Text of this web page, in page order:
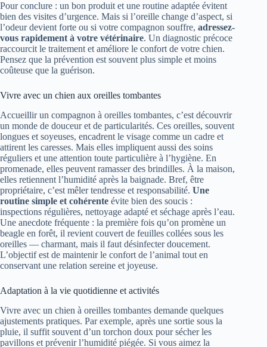
Pour conclure : un bon produit et une routine adaptée évitent
bien des visites d’urgence. Mais si l’oreille change d’aspect, si
l’odeur devient forte ou si votre compagnon souffre, adressez-
vous rapidement à votre vétérinaire. Un diagnostic précoce
raccourcit le traitement et améliore le confort de votre chien.
Pensez que la prévention est souvent plus simple et moins
coûteuse que la guérison.
Vivre avec un chien aux oreilles tombantes
Accueillir un compagnon à oreilles tombantes, c’est découvrir
un monde de douceur et de particularités. Ces oreilles, souvent
longues et soyeuses, encadrent le visage comme un cadre et
attirent les caresses. Mais elles impliquent aussi des soins
réguliers et une attention toute particulière à l’hygiène. En
promenade, elles peuvent ramasser des brindilles. À la maison,
elles retiennent l’humidité après la baignade. Bref, être
propriétaire, c’est mêler tendresse et responsabilité. Une
routine simple et cohérente évite bien des soucis :
inspections régulières, nettoyage adapté et séchage après l’eau.
Une anecdote fréquente : la première fois qu’on promène un
beagle en forêt, il revient couvert de feuilles collées sous les
oreilles — charmant, mais il faut désinfecter doucement.
L’objectif est de maintenir le confort de l’animal tout en
conservant une relation sereine et joyeuse.
Adaptation à la vie quotidienne et activités
Vivre avec un chien à oreilles tombantes demande quelques
ajustements pratiques. Par exemple, après une sortie sous la
pluie, il suffit souvent d’un torchon doux pour sécher les
pavillons et prévenir l’humidité piégée. Si vous aimez la